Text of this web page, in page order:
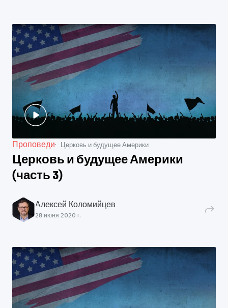
Проповеди Церковь и будущее Америки
Церковь и будущее Америки
(часть 3)
Алексей Коломийцев
28 июня 2020 г.